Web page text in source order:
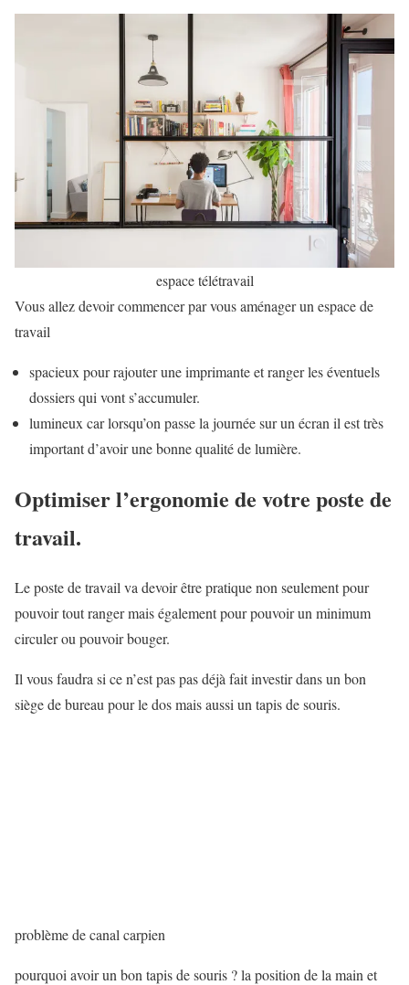
espace télétravail
Vous allez devoir commencer par vous aménager un espace de
travail
spacieux pour rajouter une imprimante et ranger les éventuels
dossiers qui vont s’accumuler.
lumineux car lorsqu’on passe la journée sur un écran il est très
important d’avoir une bonne qualité de lumière.
Optimiser l’ergonomie de votre poste de
travail.
Le poste de travail va devoir être pratique non seulement pour
pouvoir tout ranger mais également pour pouvoir un minimum
circuler ou pouvoir bouger.
Il vous faudra si ce n’est pas pas déjà fait investir dans un bon
siège de bureau pour le dos mais aussi un tapis de souris.
problème de canal carpien
pourquoi avoir un bon tapis de souris ? la position de la main et